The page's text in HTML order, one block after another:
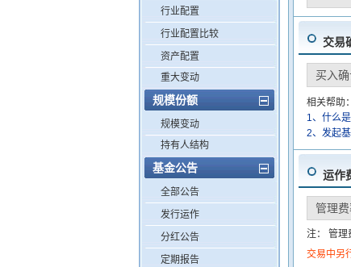
行业配置
行业配置比较
资产配置
重大变动
规模份额
规模变动
持有人结构
基金公告
全部公告
发行运作
分红公告
定期报告
交易
买入确
相关帮助：
1、什么是
2、发起
运作
管理
注： 管理
交易中另